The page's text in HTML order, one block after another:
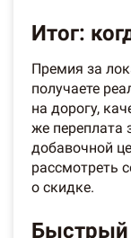
Итог:
Премия за
получаете
на дорогу,
же переплата
добавочной
рассмотреть
о скидке.
Быстрый